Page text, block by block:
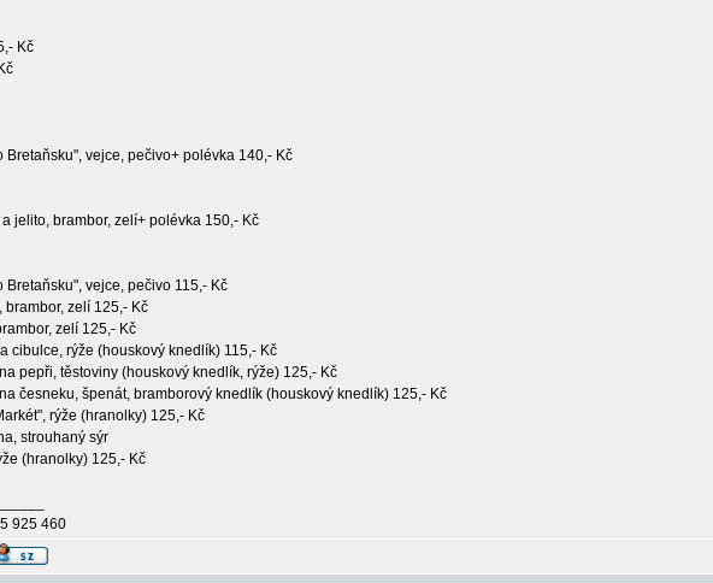
Kč
Bretaňsku", vejce, pečivo+ polévka 140,- Kč
jelito, brambor, zelí+ polévka 150,- Kč
Bretaňsku", vejce, pečivo 115,- Kč
brambor, zelí 125,- Kč
zelí 125,- Kč
cibulce, rýže (houskový knedlík) 115,- Kč
pepři, těstoviny (houskový knedlík, rýže) 125,- Kč
česneku, špenát, bramborový knedlík (houskový knedlík) 125,- Kč
rýže (hranolky) 125,- Kč
strouhaný sýr
(hranolky) 125,- Kč
925 460